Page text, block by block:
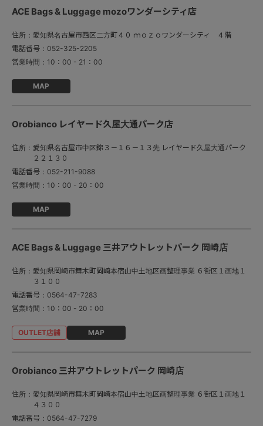
ACE Bags & Luggage mozoワンダーシティ店
住所： 愛知県名古屋市西区二方町４０ ｍｏｚｏワンダーシティ ４階
電話番号： 052-325-2205
営業時間： 10：00 - 21：00
MAP
Orobianco レイヤード久屋大通パーク店
住所： 愛知県名古屋市中区錦３－１６－１３先 レイヤード久屋大通パーク
２２１３０
電話番号： 052-211-9088
営業時間： 10：00 - 20：00
MAP
ACE Bags & Luggage 三井アウトレットパーク 岡崎店
住所： 愛知県岡崎市舞木町岡崎本宿山中土地区画整理事業 ６街区１画地１
３１００
電話番号： 0564-47-7283
営業時間： 10：00 - 20：00
MAP
Orobianco 三井アウトレットパーク 岡崎店
住所： 愛知県岡崎市舞木町岡崎本宿山中土地区画整理事業 ６街区１画地１
４３００
電話番号： 0564-47-7279